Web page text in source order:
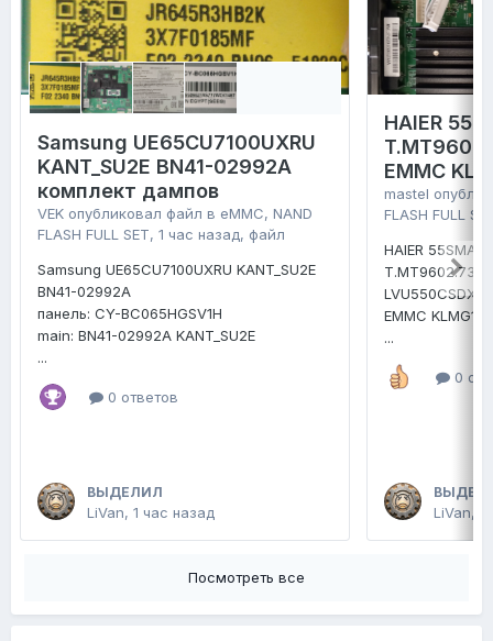
Samsung UE65CU7100UXRU
KANT_SU2E BN41-02992A
комплект дампов
VEK опубликовал файл в eMMC, NAND
FLASH FULL SET, 1 час назад, файл
Samsung UE65CU7100UXRU KANT_SU2E
BN41-02992A
панель: CY-BC065HGSV1H
main: BN41-02992A KANT_SU2E
...
0 ответов
ВЫДЕЛИЛ
LiVan, 1 час назад
HAIER 55
EMMC
mastel
FLASH FULL
HAIER
T.MT9602.731
LVU550CSDX
EMMC
...
0
LiVan,
Посмотреть все